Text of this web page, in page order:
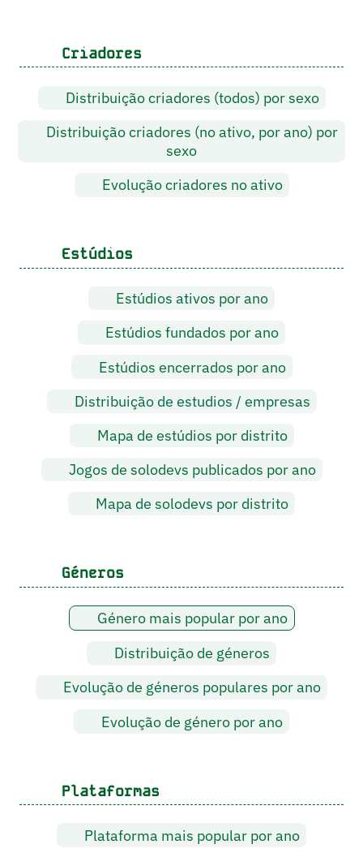
Criadores
Distribuição criadores (todos) por sexo
Distribuição criadores (no ativo, por ano) por
sexo
Evolução criadores no ativo
Estúdios
Estúdios ativos por ano
Estúdios fundados por ano
Estúdios encerrados por ano
Distribuição de estudios / empresas
Mapa de estúdios por distrito
Jogos de solodevs publicados por ano
Mapa de solodevs por distrito
Géneros
Género mais popular por ano
Distribuição de géneros
Evolução de géneros populares por ano
Evolução de género por ano
Plataformas
Plataforma mais popular por ano